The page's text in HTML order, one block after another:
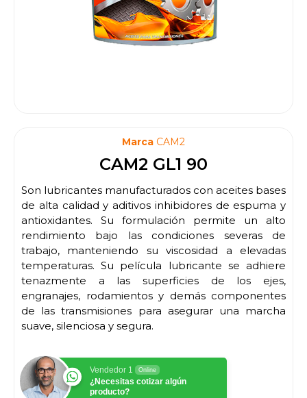
Marca CAM2
CAM2 GL1 90
Son lubricantes manufacturados con aceites bases
de alta calidad y aditivos inhibidores de espuma y
antioxidantes. Su formulación permite un alto
rendimiento bajo las condiciones severas de
trabajo, manteniendo su viscosidad a elevadas
temperaturas. Su película lubricante se adhiere
tenazmente a las superficies de los ejes,
engranajes, rodamientos y demás componentes
de las transmisiones para asegurar una marcha
suave, silenciosa y segura.
Vendedor 1 Online
¿Necesitas cotizar algún
producto?